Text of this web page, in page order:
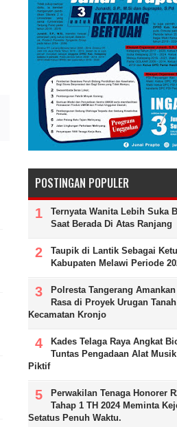
POSTINGAN POPULER
Ternyata Wanita Lebih Suka
Saat Berada Di Atas Ranjang
Taupik di Lantik Sebagai
Kabupaten Melawi Periode
Polresta Tangerang
Rasa di Proyek Urugan
Kecamatan Kronjo
Kades Telaga Raya Angkat
Tuntas Pengadaan Alat
Piktif
Perwakilan Tenaga Honorer
Tahap 1 TH 2024 Meminta
Setatus Penuh Waktu.